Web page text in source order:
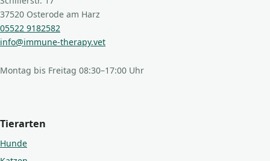
37520 Osterode am Harz
05522 9182582
info@immune-therapy.vet
Montag bis Freitag 08:30–17:00 Uhr
Tierarten
Hunde